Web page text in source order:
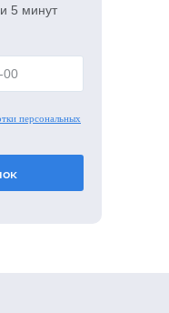
персональных
5 минут